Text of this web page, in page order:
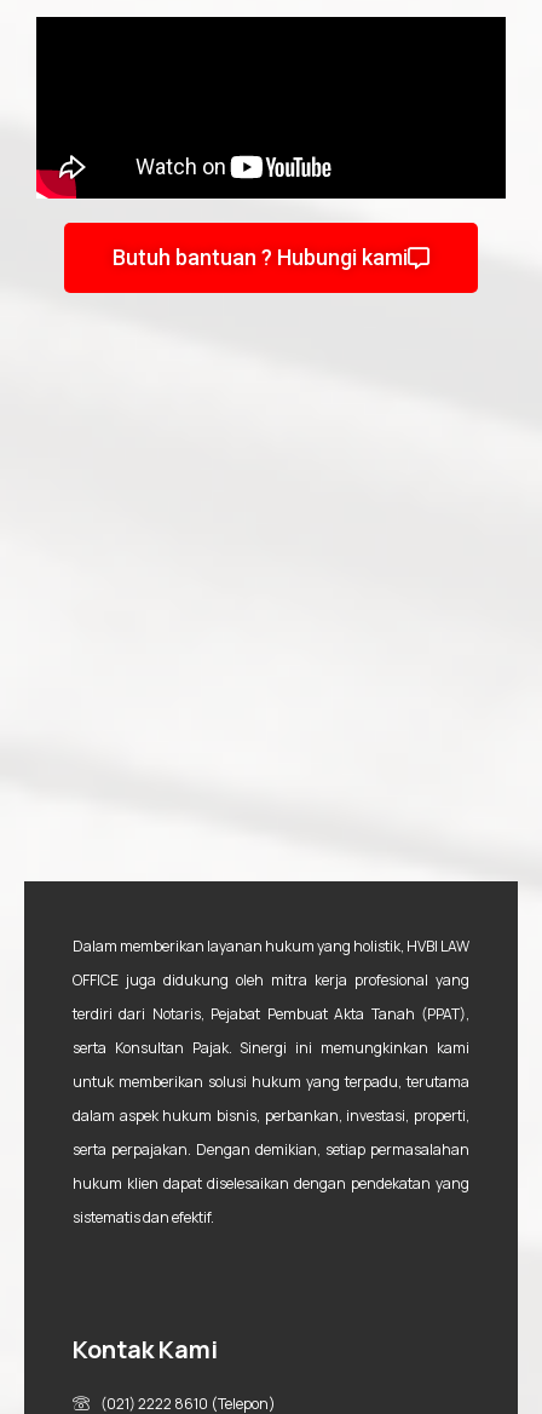
Butuh bantuan ? Hubungi kami
Dalam memberikan layanan hukum yang holistik, HVBI LAW
OFFICE juga didukung oleh mitra kerja profesional yang
terdiri dari Notaris, Pejabat Pembuat Akta Tanah (PPAT),
serta Konsultan Pajak. Sinergi ini memungkinkan kami
untuk memberikan solusi hukum yang terpadu, terutama
dalam aspek hukum bisnis, perbankan, investasi, properti,
serta perpajakan. Dengan demikian, setiap permasalahan
hukum klien dapat diselesaikan dengan pendekatan yang
sistematis dan efektif.
Kontak Kami
(021) 2222 8610 (Telepon)